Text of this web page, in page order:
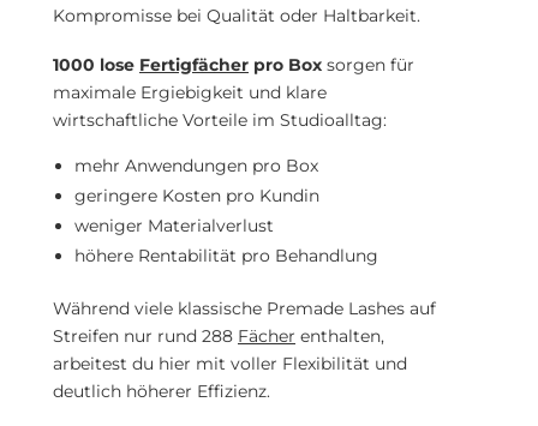
bring dein Lash-Business auf das nächste Level.
Kompromisse bei Qualität oder Haltbarkeit.
1000 lose Fertigfächer pro Box sorgen für
maximale Ergiebigkeit und klare
wirtschaftliche Vorteile im Studioalltag:
mehr Anwendungen pro Box
geringere Kosten pro Kundin
weniger Materialverlust
höhere Rentabilität pro Behandlung
Während viele klassische Premade Lashes auf
Streifen nur rund 288 Fächer enthalten,
arbeitest du hier mit voller Flexibilität und
deutlich höherer Effizienz.